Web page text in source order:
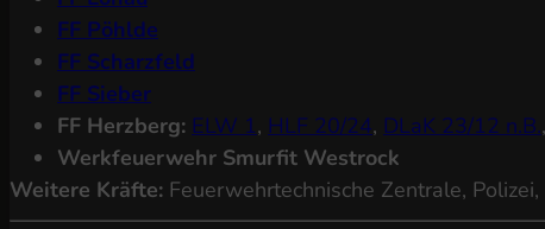
FF Pöhlde
FF Scharzfeld
FF Sieber
FF Herzberg: ELW 1, HLF 20/24, DLaK 23/12 n.B.,
Werkfeuerwehr Smurfit Westrock
Weitere Kräfte: Feuerwehrtechnische Zentrale,